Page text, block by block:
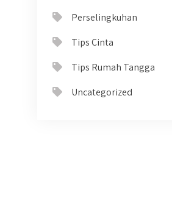
Perselingkuhan
Tips Cinta
Tips Rumah Tangga
Uncategorized